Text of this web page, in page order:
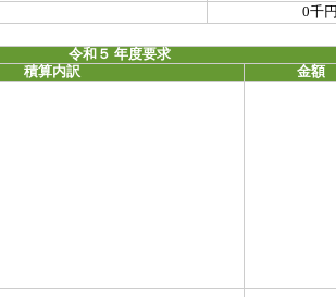
0千
令和５ 年度要求
積算内訳
金額